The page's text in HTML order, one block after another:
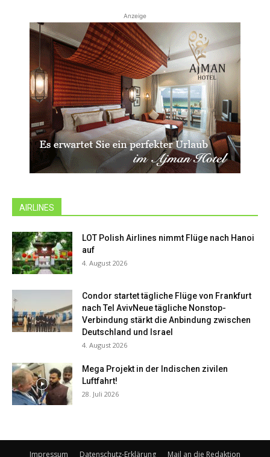
Anzeige
AIRLINES
LOT Polish Airlines nimmt Flüge nach Hanoi
auf
4. August 2026
Condor startet tägliche Flüge von Frankfurt
nach Tel AvivNeue tägliche Nonstop-
Verbindung stärkt die Anbindung zwischen
Deutschland und Israel
4. August 2026
Mega Projekt in der Indischen zivilen
Luftfahrt!
28. Juli 2026
Impressum Datenschutz-Erklärung Mail an die Redaktion